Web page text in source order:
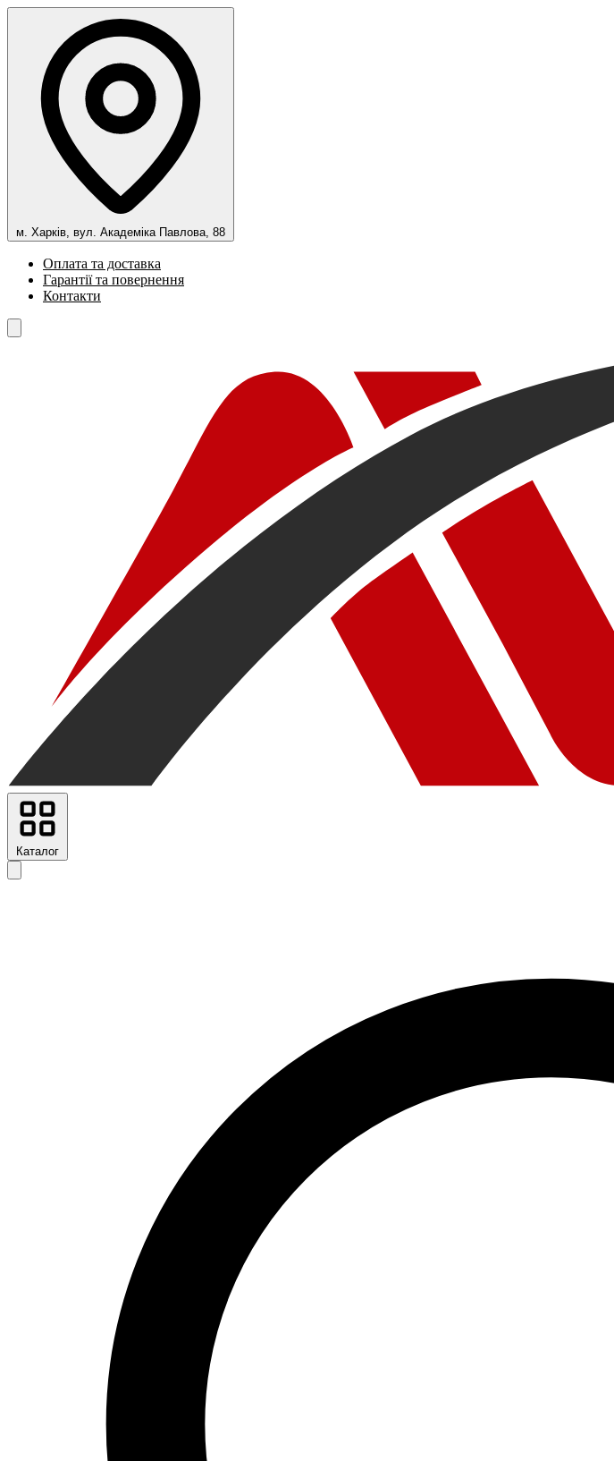
м. Харків, вул. Академіка Павлова, 88
Оплата та доставка
Гарантії та повернення
Контакти
Каталог